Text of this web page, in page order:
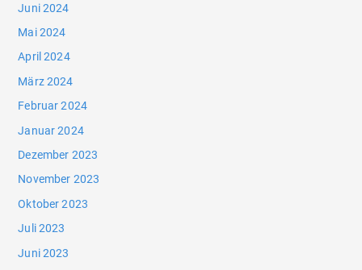
Juni 2024
Mai 2024
April 2024
März 2024
Februar 2024
Januar 2024
Dezember 2023
November 2023
Oktober 2023
Juli 2023
Juni 2023